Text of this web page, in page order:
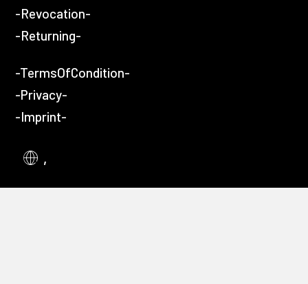
-Revocation-
-Returning-
-TermsOfCondition-
-Privacy-
-Imprint-
,